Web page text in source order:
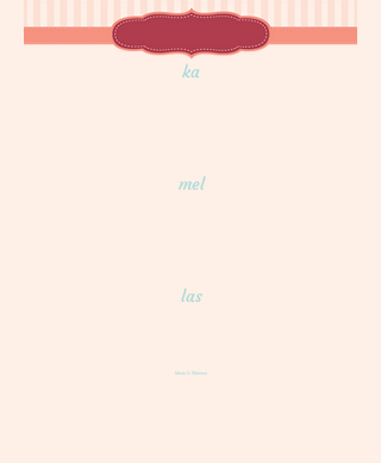
ka
mel
las
Mode & Wohnen